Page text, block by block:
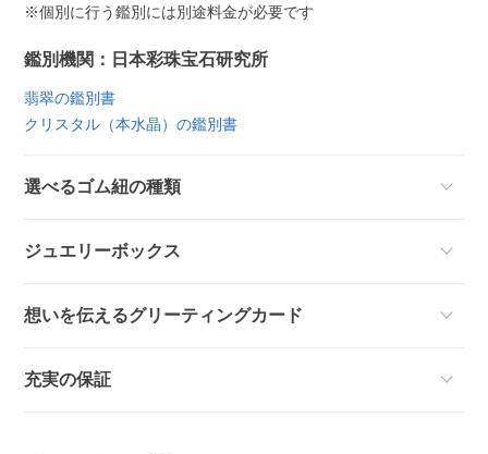
※個別に行う鑑別には別途料金が必要です
鑑別機関：日本彩珠宝石研究所
翡翠の鑑別書
クリスタル（本水晶）の鑑別書
選べるゴム紐の種類
ジュエリーボックス
想いを伝えるグリーティングカード
充実の保証